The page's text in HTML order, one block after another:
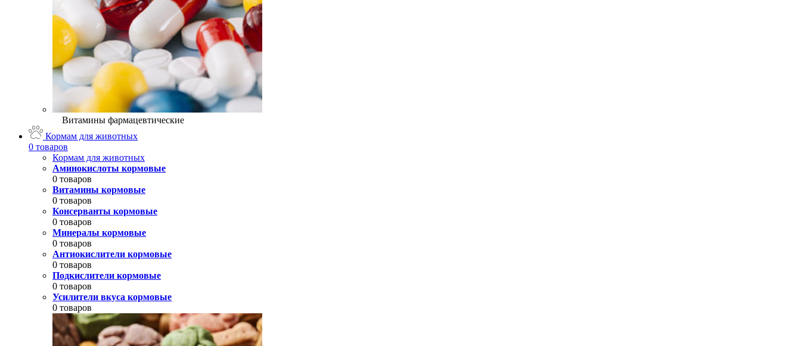
Витамины фармацевтические
Кормам для животных
0 товаров
Кормам для животных
Аминокислоты кормовые
0 товаров
Витамины кормовые
0 товаров
Консерванты кормовые
0 товаров
Минералы кормовые
0 товаров
Антиокислители кормовые
0 товаров
Подкислители кормовые
0 товаров
Усилители вкуса кормовые
0 товаров